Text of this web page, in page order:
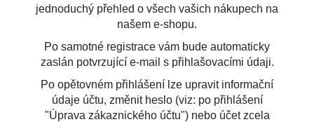
jednoduchý přehled o všech vašich nákupech na
našem e-shopu.
Po samotné registrace vám bude automaticky
zaslán potvrzující e-mail s přihlašovacími údaji.
Po opětovném přihlášení lze upravit informační
údaje účtu, změnit heslo (viz: po přihlášení
"Úprava zákaznického účtu") nebo účet zcela